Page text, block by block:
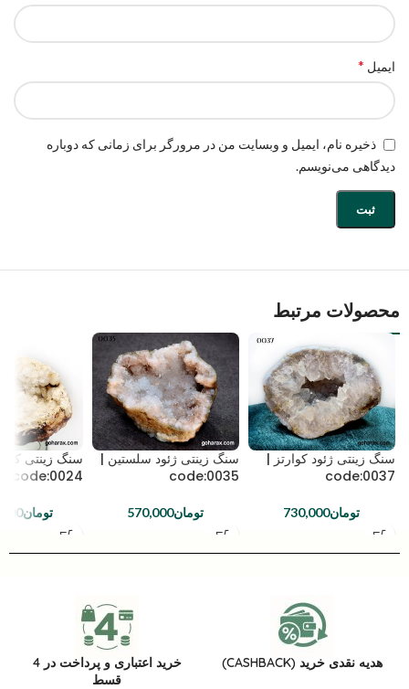
ایمیل *
ذخیره نام، ایمیل و وبسایت من در مرورگر برای زمانی که دوباره
دیدگاهی می‌نویسم.
محصولات مرتبط
سنگ زینتی ژئود کوارتز |
code:0037
تومان730,000
سنگ زینتی ژئود سلستین |
code:0035
تومان570,000
سنگ زینتی
code:0024
تومان
هدیه نقدی خرید (CASHBACK)
خرید اعتباری و پرداخت در 4
قسط